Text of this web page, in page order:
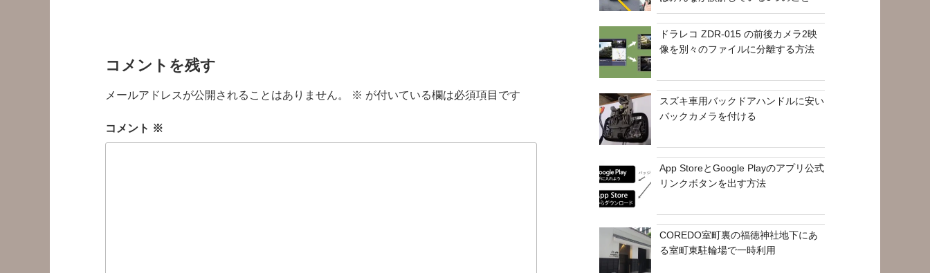
コメントを残す
メールアドレスが公開されることはありません。 ※ が付いている欄は必須項目です
コメント ※
ドラレコ ZDR-015 の前後カメラ2映
像を別々のファイルに分離する方法
スズキ車用バックドアハンドルに安い
バックカメラを付ける
App StoreとGoogle Playのアプリ公式
リンクボタンを出す方法
COREDO室町裏の福徳神社地下にあ
る室町東駐輪場で一時利用